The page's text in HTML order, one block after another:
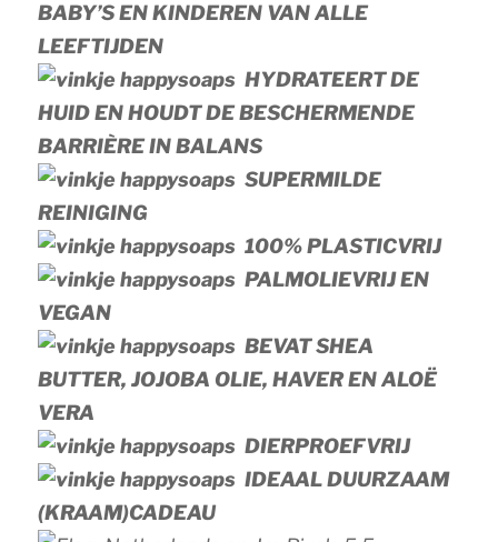
BABY’S EN KINDEREN VAN ALLE
LEEFTIJDEN
HYDRATEERT DE
HUID EN HOUDT DE BESCHERMENDE
BARRIÈRE IN BALANS
SUPERMILDE
REINIGING
100% PLASTICVRIJ
PALMOLIEVRIJ EN
VEGAN
BEVAT SHEA
BUTTER, JOJOBA OLIE, HAVER EN ALOË
VERA
DIERPROEFVRIJ
IDEAAL DUURZAAM
(KRAAM)CADEAU